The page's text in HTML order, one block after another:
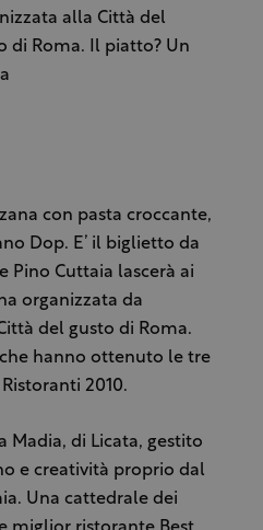
alla Città del
di Roma. Il piatto? Un
con pasta croccante,
Dop. E’ il biglietto da
Pino Cuttaia lascerà ai
organizzata da
del gusto di Roma.
hanno ottenuto le tre
2010.
Madia, di Licata, gestito
e creatività proprio dal
Una cattedrale dei